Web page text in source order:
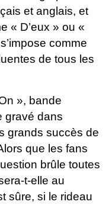
et anglais, et
« D’eux » ou «
comme
de tous les
», bande
gravé dans
grands succès de
que les fans
brûle toutes
t-elle au
sûre, si le rideau